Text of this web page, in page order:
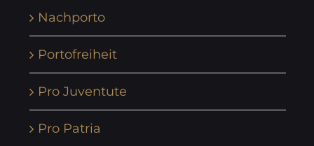
Nachporto
Portofreiheit
Pro Juventute
Pro Patria